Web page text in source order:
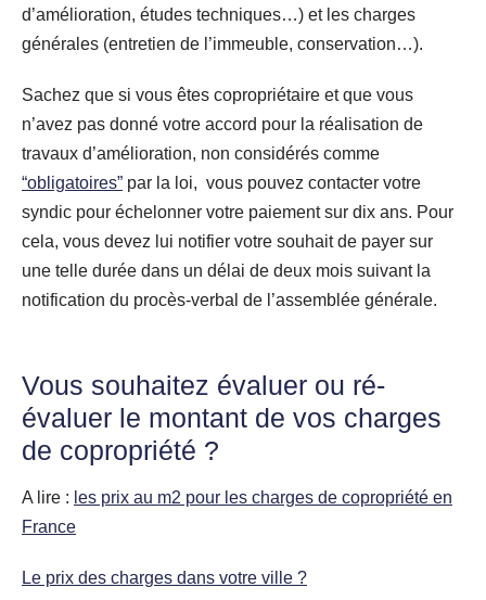
d’amélioration, études techniques…) et les charges
générales (entretien de l’immeuble, conservation…).
Sachez que si vous êtes copropriétaire et que vous
n’avez pas donné votre accord pour la réalisation de
travaux d’amélioration, non considérés comme
“obligatoires” par la loi, vous pouvez contacter votre
syndic pour échelonner votre paiement sur dix ans. Pour
cela, vous devez lui notifier votre souhait de payer sur
une telle durée dans un délai de deux mois suivant la
notification du procès-verbal de l’assemblée générale.
Vous souhaitez évaluer ou ré-
évaluer le montant de vos charges
de copropriété ?
A lire : les prix au m2 pour les charges de copropriété en
France
Le prix des charges dans votre ville ?